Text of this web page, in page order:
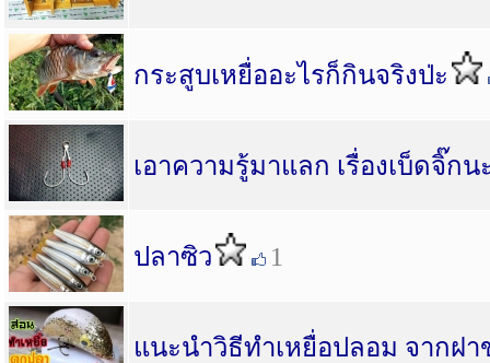
กระสูบเหยื่ออะไรก็กินจริงป่ะ
เอาความรู้มาแลก เรื่องเบ็ดจิ๊กน
ปลาซิว 1
แนะนำวิธีทำเหยื่อปลอม จากฝ